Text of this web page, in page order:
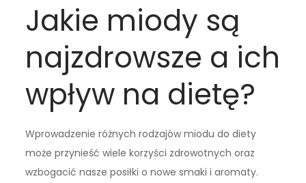
Jakie miody są
najzdrowsze a ich
wpływ na dietę?
Wprowadzenie różnych rodzajów miodu do diety
może przynieść wiele korzyści zdrowotnych oraz
wzbogacić nasze posiłki o nowe smaki i aromaty.